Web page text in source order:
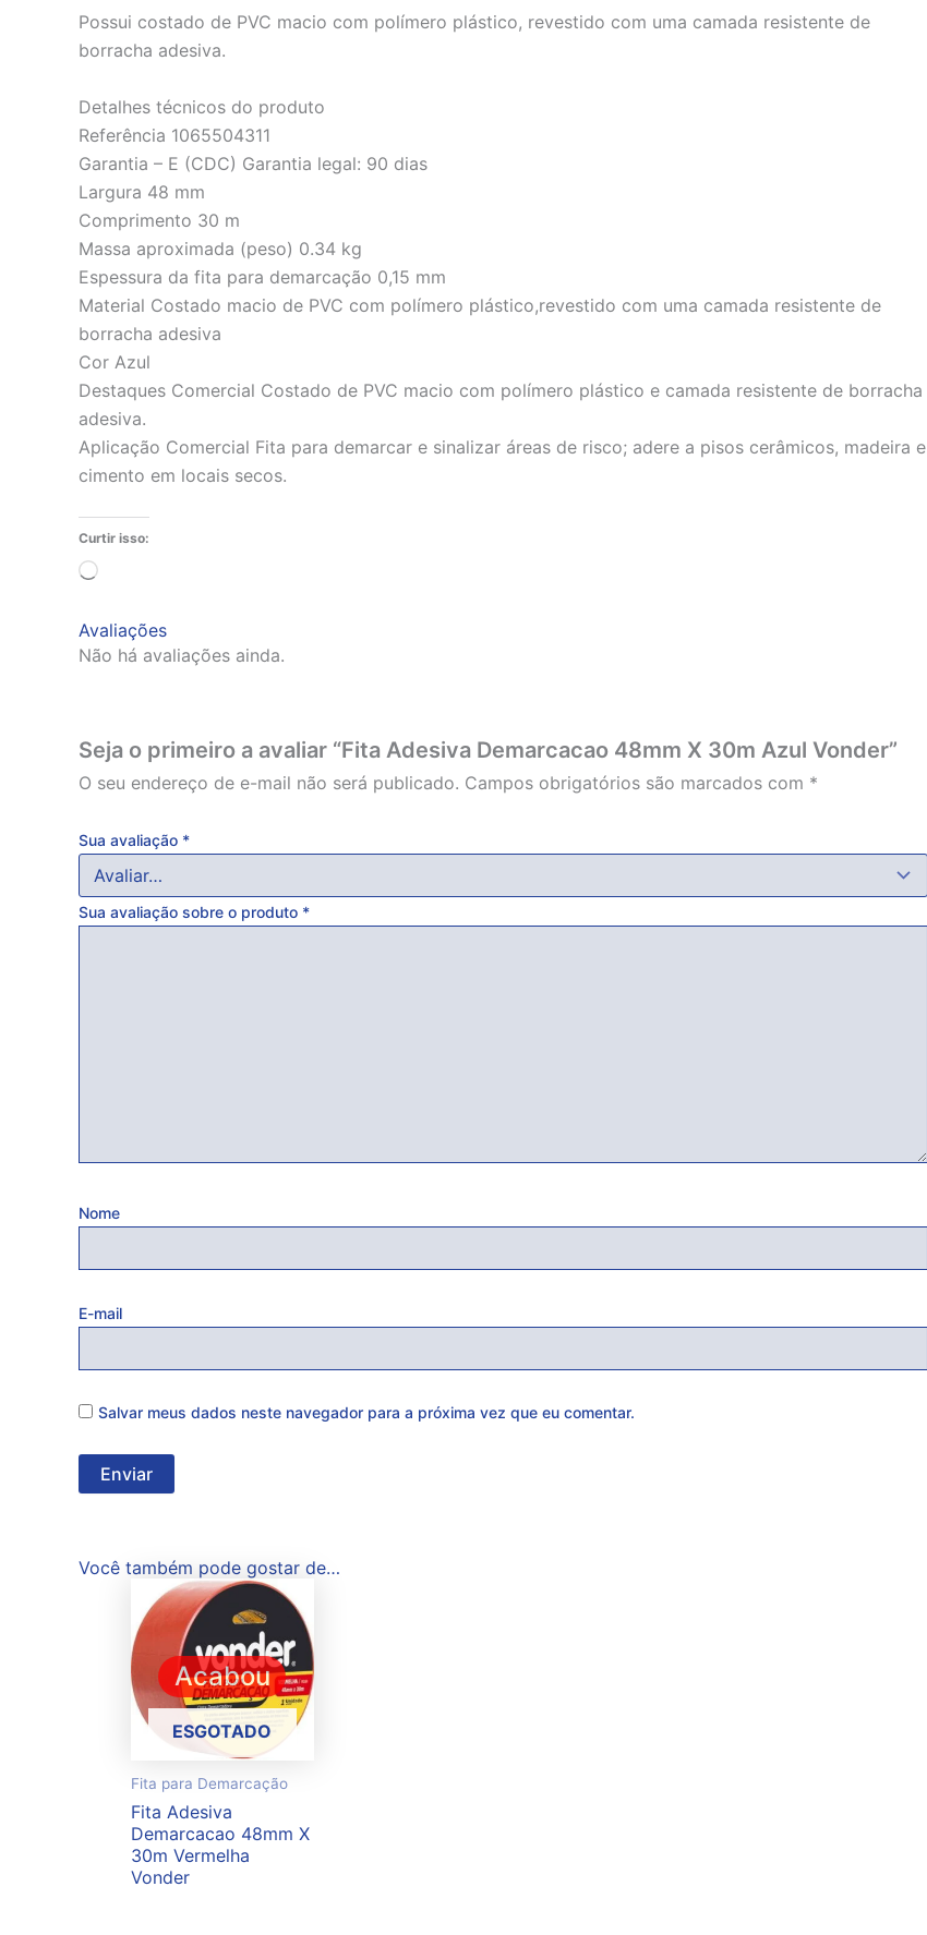
Possui costado de PVC macio com polímero plástico, revestido com uma camada resistente de
borracha adesiva.
Detalhes técnicos do produto
Referência 1065504311
Garantia – E (CDC) Garantia legal: 90 dias
Largura 48 mm
Comprimento 30 m
Massa aproximada (peso) 0.34 kg
Espessura da fita para demarcação 0,15 mm
Material Costado macio de PVC com polímero plástico,revestido com uma camada resistente de
borracha adesiva
Cor Azul
Destaques Comercial Costado de PVC macio com polímero plástico e camada resistente de borracha
adesiva.
Aplicação Comercial Fita para demarcar e sinalizar áreas de risco; adere a pisos cerâmicos, madeira e
cimento em locais secos.
Curtir isso:
Carregando...
Avaliações
Não há avaliações ainda.
Seja o primeiro a avaliar “Fita Adesiva Demarcacao 48mm X 30m Azul Vonder”
O seu endereço de e-mail não será publicado. Campos obrigatórios são marcados com *
Sua avaliação *
Sua avaliação sobre o produto *
Nome
E-mail
Salvar meus dados neste navegador para a próxima vez que eu comentar.
Você também pode gostar de…
Acabou
ESGOTADO
Fita para Demarcação
Fita Adesiva
Demarcacao 48mm X
30m Vermelha
Vonder